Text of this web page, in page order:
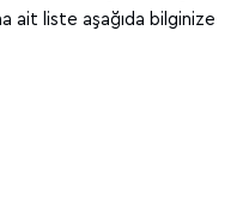
ait liste aşağıda bilginize